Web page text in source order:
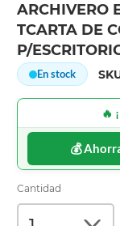
ARCHIVERO
TCARTA DE
P/
En stock
🔥
💰
Cantidad